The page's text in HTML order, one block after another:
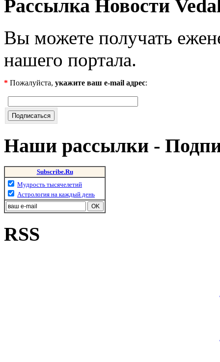
Рассылка Новости
Вы можете получать
нашего портала.
* Пожалуйста, укажите ваш e-mail адрес:
Наши рассылки -
Subscribe.Ru
Мудрость тысячелетий
Астрология на каждый день
RSS